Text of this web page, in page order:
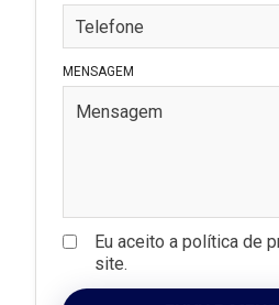
MENSAGEM
Eu aceito a política de
site.